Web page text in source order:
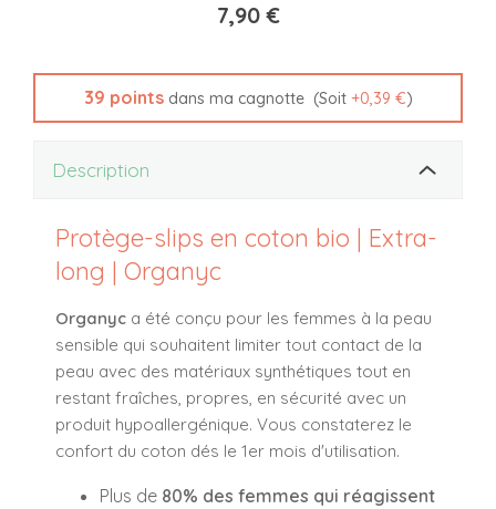
7,90 €
39 pointsdans ma cagnotte (Soit +0,39 €)
Description
Protège-slips en coton bio | Extra-
long | Organyc
Organyc a été conçu pour les femmes à la peau
sensible qui souhaitent limiter tout contact de la
peau avec des matériaux synthétiques tout en
restant fraîches, propres, en sécurité avec un
produit hypoallergénique. Vous constaterez le
confort du coton dés le 1er mois d'utilisation.
Plus de 80% des femmes qui réagissent